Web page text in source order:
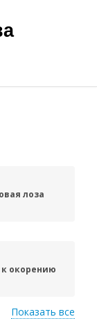
лоза
окорению
Показать все